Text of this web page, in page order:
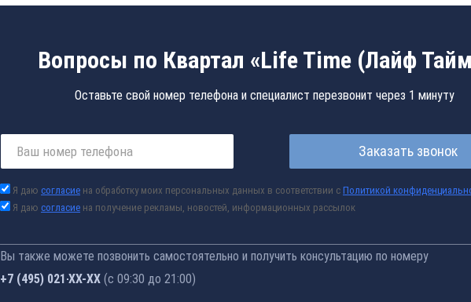
Вопросы по Квартал «Life Time (Лайф
Оставьте свой номер телефона и специалист перезвонит через 1 минуту
Заказать звонок
Я даю согласие на обработку моих персональных данных в соответствии с Политикой
Я даю согласие на получение рекламы, новостей, информационных рассылок
Вы также можете позвонить самостоятельно и получить консультацию по номеру
+7 (495) 021-41-76 (с 09:30 до 21:00)